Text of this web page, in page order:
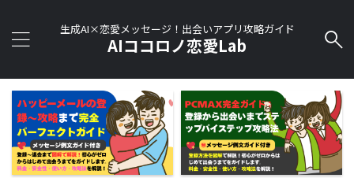
生成AI×恋愛メッセージ！出会いアプリ攻略ガイド
AIココロノ恋愛Lab